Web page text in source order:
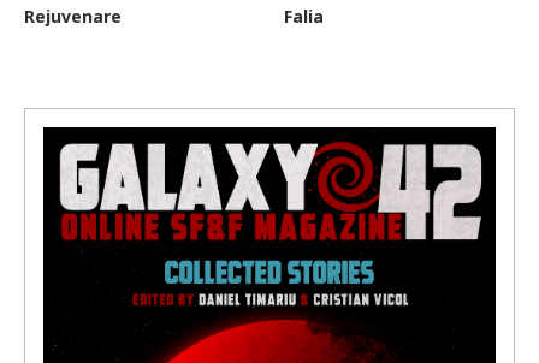
Rejuvenare Falia